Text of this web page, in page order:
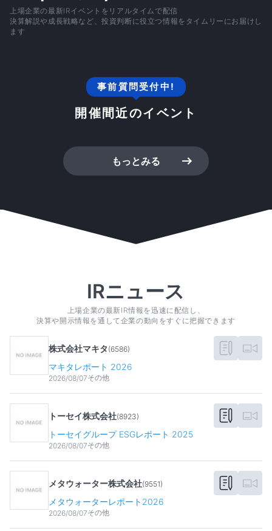
上場企業の最新IRイベントをリアルタイムで配信
決算解説や成長戦略など、投資判断に役立つ情報をタイムリーにお届けし
ます
事前質問受付中!
開催間近のイベント
もっとみる
IRニュース
上場企業の最新IR情報を迅速に配信し、
決算や開示情報を通して企業の動向をすぐに把握できます
株式会社マキタ (6586)
マキタレポート 2026
2026/08/07その他
トーセイ株式会社(8923)
トーセイグループ ESGレポート 2025
2026/08/07その他
メタウォーター株式会社(9551)
メタウォーターレポート2026
2026/08/07その他